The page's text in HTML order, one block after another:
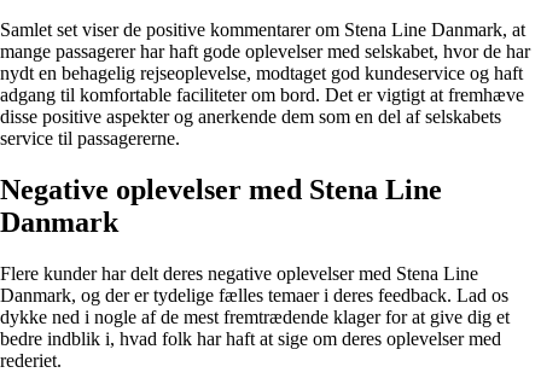
Samlet set viser de positive kommentarer om Stena Line Danmark, at
mange passagerer har haft gode oplevelser med selskabet, hvor de har
nydt en behagelig rejseoplevelse, modtaget god kundeservice og haft
adgang til komfortable faciliteter om bord. Det er vigtigt at fremhæve
disse positive aspekter og anerkende dem som en del af selskabets
service til passagererne.
Negative oplevelser med Stena Line
Danmark
Flere kunder har delt deres negative oplevelser med Stena Line
Danmark, og der er tydelige fælles temaer i deres feedback. Lad os
dykke ned i nogle af de mest fremtrædende klager for at give dig et
bedre indblik i, hvad folk har haft at sige om deres oplevelser med
rederiet.